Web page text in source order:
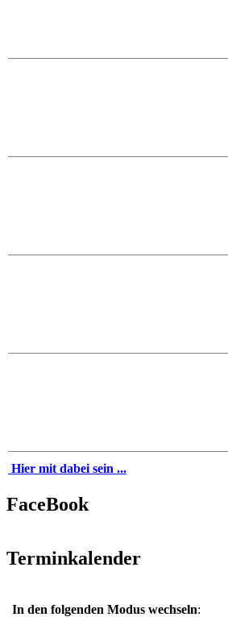
Hier mit dabei sein ...
FaceBook
Terminkalender
In den folgenden Modus wechseln: